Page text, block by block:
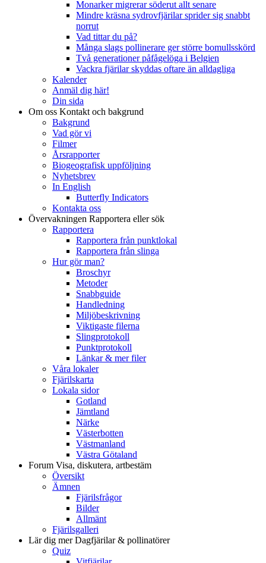
Monarker migrerar söderut allt senare
Mindre kräsna sydrovfjärilar sprider sig snabbt
norrut
Vad tittar du på?
Många slags pollinerare ger större bomullsskörd
Två generationer påfågelöga i Belgien
Vackra fjärilar skyddas oftare än alldagliga
Kalender
Anmäl dig här!
Din sida
Om oss Kontakt och bakgrund
Bakgrund
Vad gör vi
Filmer
Årsrapporter
Biogeografisk uppföljning
Nyhetsbrev
In English
Butterfly Indicators
Kontakta oss
Övervakningen Rapportera eller sök
Rapportera
Rapportera från punktlokal
Rapportera från slinga
Hur gör man?
Broschyr
Metoder
Snabbguide
Handledning
Miljöbeskrivning
Viktigaste filerna
Slingprotokoll
Punktprotokoll
Länkar & mer filer
Våra lokaler
Fjärilskarta
Lokala sidor
Gotland
Jämtland
Närke
Västerbotten
Västmanland
Västra Götaland
Forum Visa, diskutera, artbestäm
Översikt
Ämnen
Fjärilsfrågor
Bilder
Allmänt
Fjärilsgalleri
Lär dig merDagfjärilar & pollinatörer
Quiz